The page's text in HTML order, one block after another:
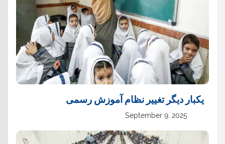
یک‏بار دیگر تغییر نظام آموزش رسمی
September 9, 2025